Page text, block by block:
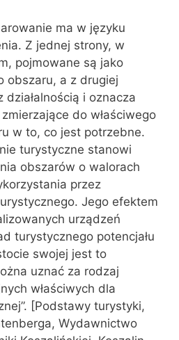
ma w języku
Z jednej strony, w
pojmowane są jako
obszaru, a z drugiej
i oznacza
do właściwego
w to, co jest potrzebne.
turystyczne stanowi
obszarów o walorach
przez
Jego efektem
urządzeń
turystycznego potencjału
swojej jest to
uznać za rodzaj
właściwych dla
[Podstawy turystyki,
Wydawnictwo